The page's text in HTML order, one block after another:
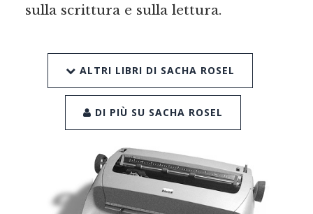
sulla scrittura e sulla lettura.
ALTRI LIBRI DI SACHA ROSEL
DI PIÙ SU SACHA ROSEL